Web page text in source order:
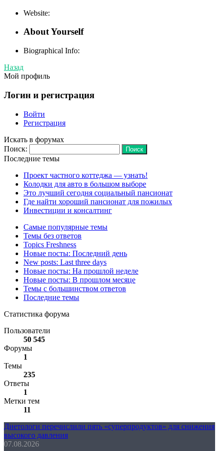
Website:
About Yourself
Biographical Info:
Назад
Мой профиль
Логин и регистрация
Войти
Регистрация
Искать в форумах
Поиск:
Последние темы
Проект частного коттеджа — узнать!
Колодки для авто в большом выборе
Это лучший сегодня социальный пансионат
Где найти хороший пансионат для пожилых
Инвестиции и консалтинг
Самые популярные темы
Темы без ответов
Topics Freshness
Новые посты: Последний день
New posts: Last three days
Новые посты: На прошлой неделе
Новые посты: В прошлом месяце
Темы с большинством ответов
Последние темы
Статистика форума
Пользователи
50 545
Форумы
1
Темы
235
Ответы
1
Метки тем
11
Диетологи перечислили пять «суперпродуктов» для снижения
высокого давления
07.08.2026